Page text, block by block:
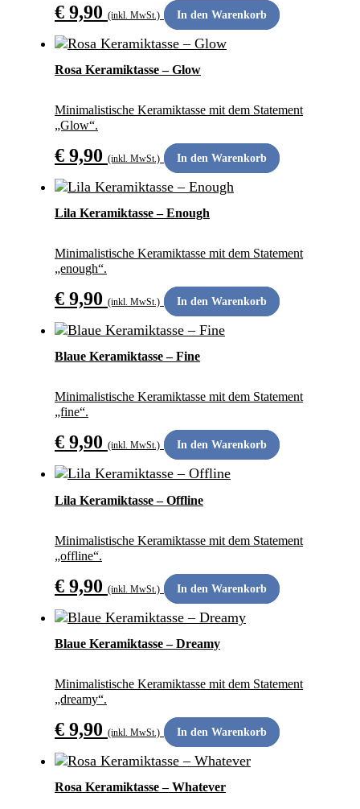
€ 9,90 (inkl. MwSt.) In den Warenkorb
ANDERS SCHENKEN
Rosa Keramiktasse – Glow
Minimalistische Keramiktasse mit dem Statement
„Glow“.
€ 9,90 (inkl. MwSt.) In den Warenkorb
ANDERS SCHENKEN
Lila Keramiktasse – Enough
Minimalistische Keramiktasse mit dem Statement
„enough“.
€ 9,90 (inkl. MwSt.) In den Warenkorb
ANDERS SCHENKEN
Blaue Keramiktasse – Fine
Minimalistische Keramiktasse mit dem Statement
„fine“.
€ 9,90 (inkl. MwSt.) In den Warenkorb
ANDERS SCHENKEN
Lila Keramiktasse – Offline
Minimalistische Keramiktasse mit dem Statement
„offline“.
€ 9,90 (inkl. MwSt.) In den Warenkorb
ANDERS SCHENKEN
Blaue Keramiktasse – Dreamy
Minimalistische Keramiktasse mit dem Statement
„dreamy“.
€ 9,90 (inkl. MwSt.) In den Warenkorb
ANDERS SCHENKEN
Rosa Keramiktasse – Whatever